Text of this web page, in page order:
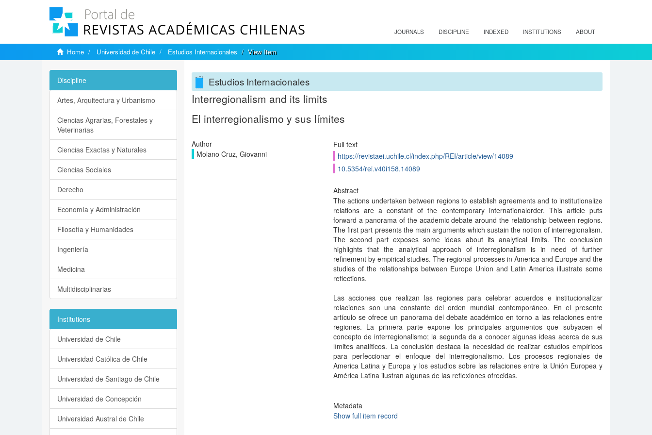
JOURNALS DISCIPLINE INDEXED INSTITUTIONS ABOUT
Home Universidad de Chile Estudios Internacionales View Item
Estudios Internacionales
Interregionalism and its limits
El interregionalismo y sus límites
Author
Molano Cruz, Giovanni
Full text
https://revistaei.uchile.cl/index.php/REI/article/view/14089
10.5354/rei.v40i158.14089
Abstract
The actions undertaken between regions to establish agreements and to institutionalize
relations are a constant of the contemporary internationalorder. This article puts
forward a panorama of the academic debate around the relationship between regions.
The first part presents the main arguments which sustain the notion of interregionalism.
The second part exposes some ideas about its analytical limits. The conclusion
highlights that the analytical approach of interregionalism is in need of further
refinement by empirical studies. The regional processes in America and Europe and the
studies of the relationships between Europe Union and Latin America illustrate some
reflections.
Las acciones que realizan las regiones para celebrar acuerdos e institucionalizar
relaciones son una constante del orden mundial contemporáneo. En el presente
artículo se ofrece un panorama del debate académico en torno a las relaciones entre
regiones. La primera parte expone los principales argumentos que subyacen el
concepto de interregionalismo; la segunda da a conocer algunas ideas acerca de sus
límites analíticos. La conclusión destaca la necesidad de realizar estudios empíricos
para perfeccionar el enfoque del interregionalismo. Los procesos regionales de
America Latina y Europa y los estudios sobre las relaciones entre la Unión Europea y
América Latina ilustran algunas de las reflexiones ofrecidas.
Metadata
Show full item record
Discipline
Artes, Arquitectura y Urbanismo
Ciencias Agrarias, Forestales y
Veterinarias
Ciencias Exactas y Naturales
Ciencias Sociales
Derecho
Economía y Administración
Filosofía y Humanidades
Ingeniería
Medicina
Multidisciplinarias
Institutions
Universidad de Chile
Universidad Católica de Chile
Universidad de Santiago de Chile
Universidad de Concepción
Universidad Austral de Chile